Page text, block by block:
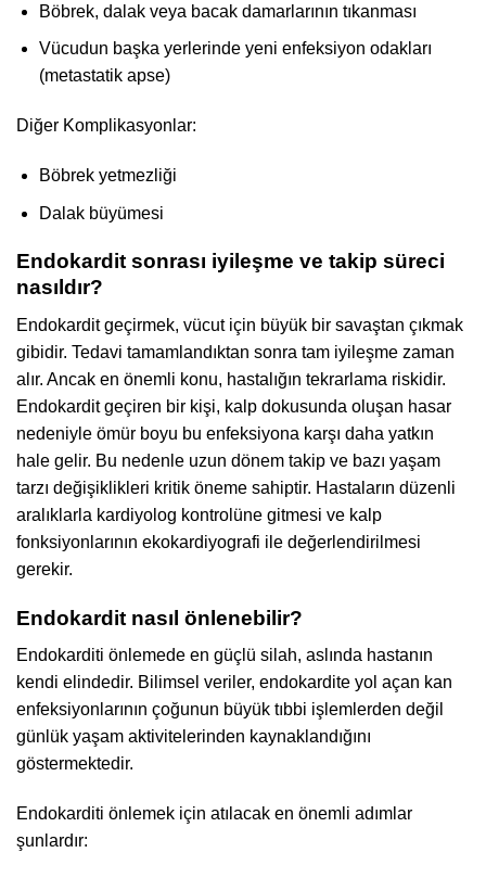
Böbrek, dalak veya bacak damarlarının tıkanması
Vücudun başka yerlerinde yeni enfeksiyon odakları
(metastatik apse)
Diğer Komplikasyonlar:
Böbrek yetmezliği
Dalak büyümesi
Endokardit sonrası iyileşme ve takip süreci
nasıldır?
Endokardit geçirmek, vücut için büyük bir savaştan çıkmak
gibidir. Tedavi tamamlandıktan sonra tam iyileşme zaman
alır. Ancak en önemli konu, hastalığın tekrarlama riskidir.
Endokardit geçiren bir kişi, kalp dokusunda oluşan hasar
nedeniyle ömür boyu bu enfeksiyona karşı daha yatkın
hale gelir. Bu nedenle uzun dönem takip ve bazı yaşam
tarzı değişiklikleri kritik öneme sahiptir. Hastaların düzenli
aralıklarla kardiyolog kontrolüne gitmesi ve kalp
fonksiyonlarının ekokardiyografi ile değerlendirilmesi
gerekir.
Endokardit nasıl önlenebilir?
Endokarditi önlemede en güçlü silah, aslında hastanın
kendi elindedir. Bilimsel veriler, endokardite yol açan kan
enfeksiyonlarının çoğunun büyük tıbbi işlemlerden değil
günlük yaşam aktivitelerinden kaynaklandığını
göstermektedir.
Endokarditi önlemek için atılacak en önemli adımlar
şunlardır: